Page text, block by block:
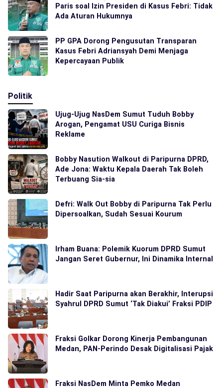
Paris soal Izin Presiden di Kasus Febri: Tidak
Ada Aturan Hukumnya
PP GPA Dorong Pengusutan Transparan
Kasus Febri Adriansyah Demi Menjaga
Kepercayaan Publik
Politik
Ujug-Ujug NasDem Sumut Tuduh Bobby
Arogan, Pengamat USU Curiga Bisnis
Reklame
Bobby Nasution Walkout di Paripurna DPRD,
Ade Jona: Waktu Kepala Daerah Tak Boleh
Terbuang Sia-sia
Defri: Walk Out Bobby di Paripurna Tak Perlu
Dipersoalkan, Sudah Sesuai Kourum
Irham Buana: Polemik Kuorum DPRD Sumut
Jangan Seret Gubernur, Ini Dinamika Internal
Hadir Saat Paripurna akan Berakhir, Interupsi
Syahrul DPRD Sumut ‘Tak Diakui’ Fraksi PDIP
Fraksi Golkar Dorong Kinerja Pembangunan
Medan, PAN-Perindo Desak Digitalisasi Pajak
Fraksi NasDem Minta Pemko Medan